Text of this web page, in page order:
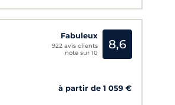
Fabuleux
922 avis clients
note sur 10
8,6
à partir de 1 059 €